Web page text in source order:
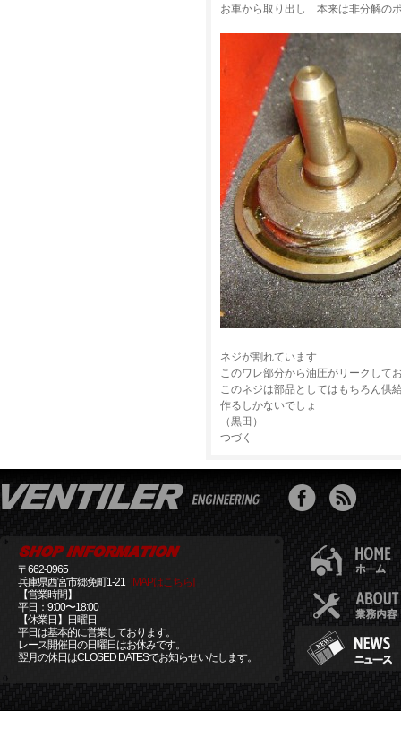
お車から取り出し 本来は非分解の
ネジが割れています
このワレ部分から油圧がリークして
このネジは部品としてはもちろん供
作るしかないでしょ
（黒田）
つづく
〒662-0965
兵庫県西宮市郷免町1-21 [MAPはこちら]
【営業時間】
平日：9:00〜18:00
【休業日】日曜日
平日は基本的に営業しております。
レース開催日の日曜日はお休みです。
翌月の休日はCLOSED DATESでお知らせいたします。